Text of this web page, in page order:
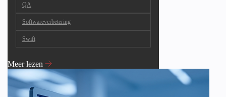
QA
Softwareverbetering
Swift
Meer lezen